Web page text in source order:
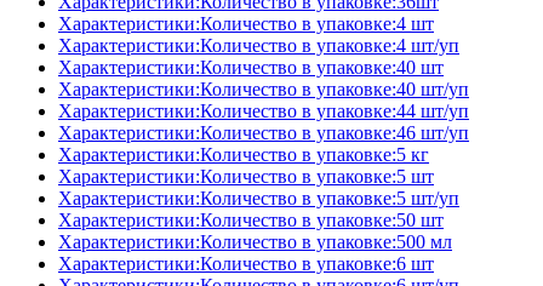
Характеристики:Количество в упаковке:4 шт
Характеристики:Количество в упаковке:4 шт/уп
Характеристики:Количество в упаковке:40 шт
Характеристики:Количество в упаковке:40 шт/уп
Характеристики:Количество в упаковке:44 шт/уп
Характеристики:Количество в упаковке:46 шт/уп
Характеристики:Количество в упаковке:5 кг
Характеристики:Количество в упаковке:5 шт
Характеристики:Количество в упаковке:5 шт/уп
Характеристики:Количество в упаковке:50 шт
Характеристики:Количество в упаковке:500 мл
Характеристики:Количество в упаковке:6 шт